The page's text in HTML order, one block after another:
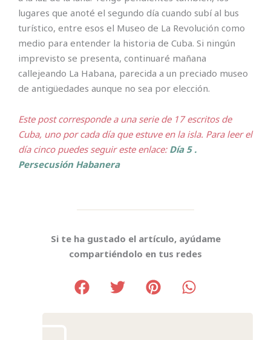
lugares que anoté el segundo día cuando subí al bus
turístico, entre esos el Museo de La Revolución como
medio para entender la historia de Cuba. Si ningún
imprevisto se presenta, continuaré mañana
callejeando La Habana, parecida a un preciado museo
de antigüedades aunque no sea por elección.
Este post corresponde a una serie de 17 escritos de
Cuba, uno por cada día que estuve en la isla. Para leer el
día cinco puedes seguir este enlace: Día 5 .
Persecusión Habanera
Si te ha gustado el artículo, ayúdame
compartiéndolo en tus redes